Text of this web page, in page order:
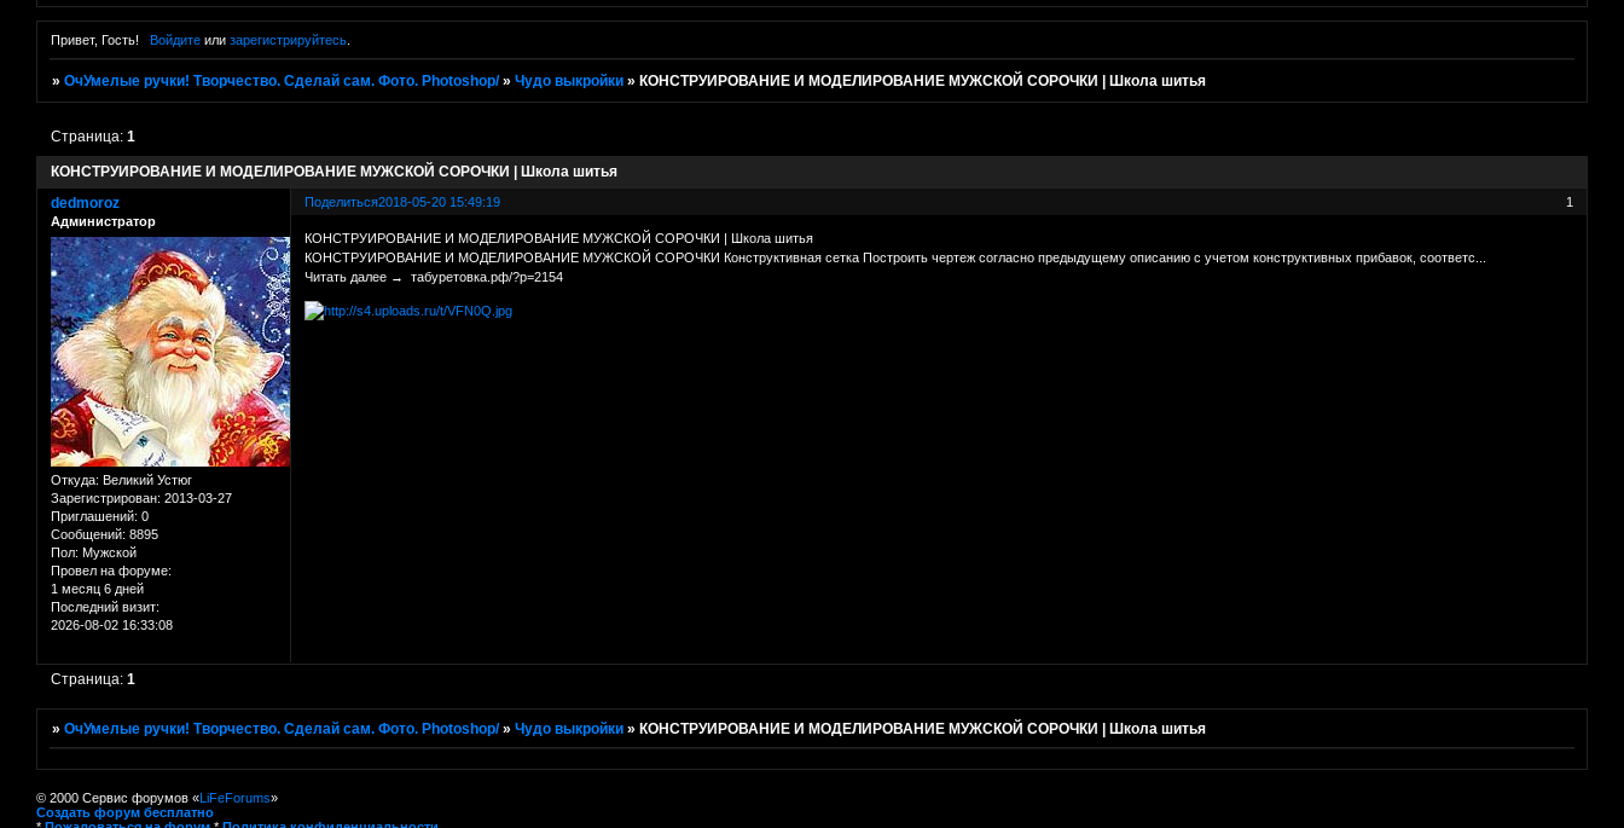
Привет, Гость! Войдитеили зарегистрируйтесь.
»ОчУмелые ручки! Творчество. Сделай сам. Фото. Photoshop/ »Чудо выкройки » КОНСТРУИРОВАНИЕ И МОДЕЛИРОВАНИЕ МУЖСКОЙ СОРОЧКИ | Школа шитья
КОНСТРУИРОВАНИЕ И МОДЕЛИРОВАНИЕ МУЖСКОЙ СОРОЧКИ | Школа шитья
Страница:1
Поделиться 1
2018-05-20 15:49:19
dedmoroz
Администратор
Откуда: Великий Устюг
Зарегистрирован: 2013-03-27
Приглашений: 0
Сообщений: 8895
Пол: Мужской
Провел на форуме:
1 месяц 6 дней
Последний визит:
2026-08-02 16:33:08
КОНСТРУИРОВАНИЕ И МОДЕЛИРОВАНИЕ МУЖСКОЙ СОРОЧКИ | Школа шитья
КОНСТРУИРОВАНИЕ И МОДЕЛИРОВАНИЕ МУЖСКОЙ СОРОЧКИ Конструктивная сетка Построить чертеж согласно предыдущему описанию с учетом конструктивных прибавок, соответс...
Читать далее → табуретовка.рф/?p=2154
Страница:1
»ОчУмелые ручки! Творчество. Сделай сам. Фото. Photoshop/ »Чудо выкройки » КОНСТРУИРОВАНИЕ И МОДЕЛИРОВАНИЕ МУЖСКОЙ СОРОЧКИ | Школа шитья
© 2000 Сервис форумов «LiFeForums»
Создать форум бесплатно